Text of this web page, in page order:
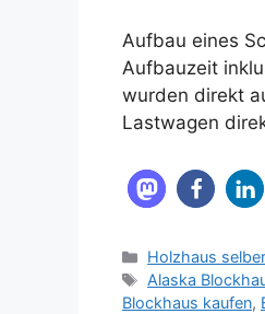
Aufbau eines
Aufbauzeit
wurden direkt
Lastwagen
Kategorien
Holzhaus
Schlagwörter
Alaska
Blockhaus kaufen,